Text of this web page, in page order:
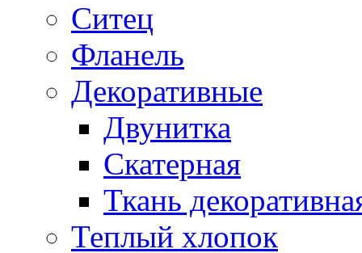
Ситец
Фланель
Декоративные
Двунитка
Скатерная
Ткань
Теплый хлопок